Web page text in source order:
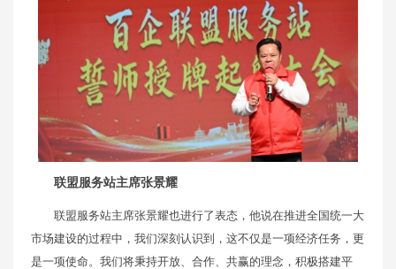
联盟服务站主席张景耀
联盟服务站主席张景耀也进行了表态，他说在推进全国统一大
市场建设的过程中，我们深刻认识到，这不仅是一项经济任务，更
是一项使命。我们将秉持开放、合作、共赢的理念，积极搭建平